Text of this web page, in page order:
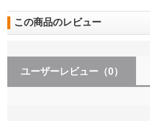
この商品のレビュー
ユーザーレビュー （0）